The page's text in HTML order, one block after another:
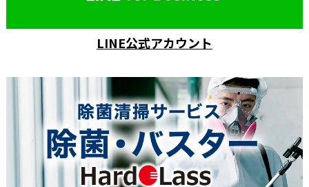
LINE公式アカウント